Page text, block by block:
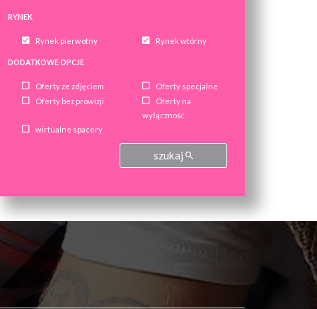
RYNEK
Rynek pierwotny Rynek wtórny
DODATKOWE OPCJE
Oferty ze zdjęciem
Oferty specjalne
Oferty bez prowizji
Oferty na
wyłączność
wirtualne spacery
szukaj